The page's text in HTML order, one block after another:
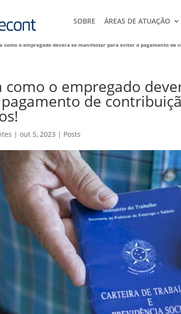
SOBRE ÁREAS DE ATUAÇÃO
como o empregado deverá se manifestar para evitar o pagamento de
como o empregado
de
|out 5, 2023 | Posts